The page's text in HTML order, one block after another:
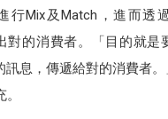
行Mix及Match，進而透
對的消費者。「目的就是
訊息，傳遞給對的消費者